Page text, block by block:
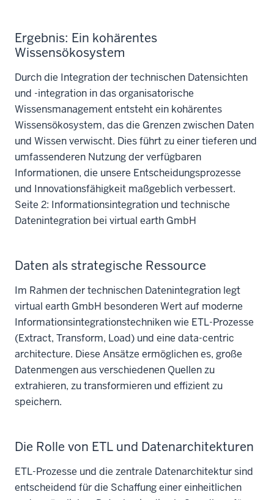
Ergebnis: Ein kohärentes
Wissensökosystem
Durch die Integration der technischen Datensichten
und -integration in das organisatorische
Wissensmanagement entsteht ein kohärentes
Wissensökosystem, das die Grenzen zwischen Daten
und Wissen verwischt. Dies führt zu einer tieferen und
umfassenderen Nutzung der verfügbaren
Informationen, die unsere Entscheidungsprozesse
und Innovationsfähigkeit maßgeblich verbessert.
Seite 2: Informationsintegration und technische
Datenintegration bei virtual earth GmbH
Daten als strategische Ressource
Im Rahmen der technischen Datenintegration legt
virtual earth GmbH besonderen Wert auf moderne
Informationsintegrationstechniken wie ETL-Prozesse
(Extract, Transform, Load) und eine data-centric
architecture. Diese Ansätze ermöglichen es, große
Datenmengen aus verschiedenen Quellen zu
extrahieren, zu transformieren und effizient zu
speichern.
Die Rolle von ETL und Datenarchitekturen
ETL-Prozesse und die zentrale Datenarchitektur sind
entscheidend für die Schaffung einer einheitlichen